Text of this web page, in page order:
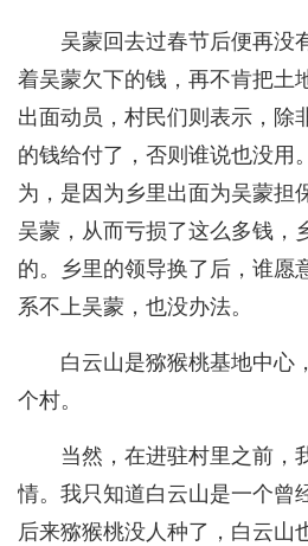
吴蒙回去过春节后便再没
着吴蒙欠下的钱，再不肯把土
出面动员，村民们则表示，除
的钱给付了，否则谁说也没用
为，是因为乡里出面为吴蒙担
吴蒙，从而亏损了这么多钱，
的。乡里的领导换了后，谁愿
系不上吴蒙，也没办法。
白云山是猕猴桃基地中心
个村。
当然，在进驻村里之前，
情。我只知道白云山是一个曾
后来猕猴桃没人种了，白云山